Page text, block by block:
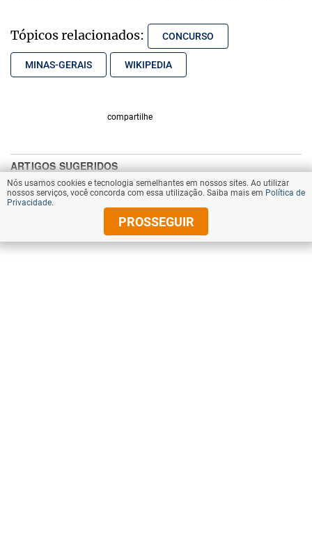
Tópicos relacionados: CONCURSO
MINAS-GERAIS WIKIPEDIA
compartilhe
Nós usamos cookies e tecnologia semelhantes em nossos sites. Ao utilizar
nossos serviços, você concorda com essa utilização. Saiba mais em Política de
Privacidade.
PROSSEGUIR